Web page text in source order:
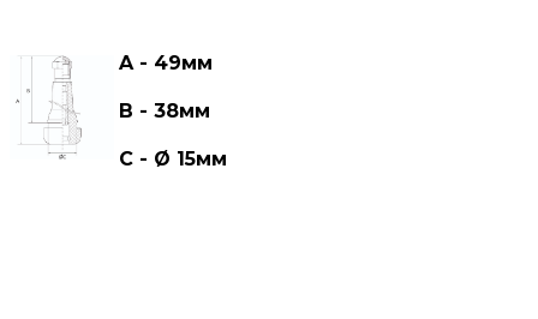
A - 49мм
В - 38мм
С - Ø 15мм